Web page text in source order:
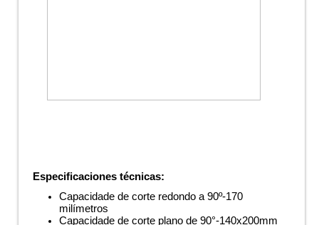
Especificaciones técnicas:
Capacidade de corte redondo a 90º-170
milímetros
Capacidade de corte plano de 90°-140x200mm